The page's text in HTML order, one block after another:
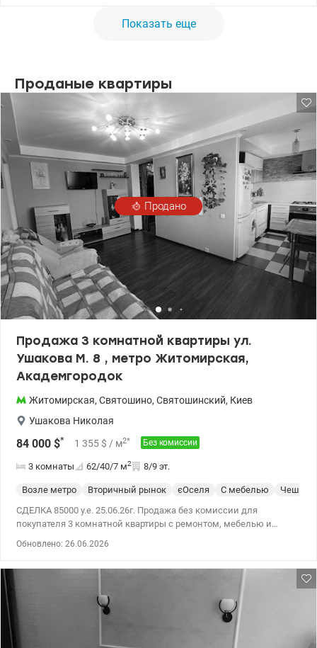
кухня-вітальна, спальня отдельно, с/в совмещенный, балкон.
магазин, рынок Владимирский, банки, ресторации. Видео по
запросу. Цена 126000у.е., 067-781-47-77, 095-124-58-84 Ольга
Показать еще
Проданые квартиры
Продано
Продажа 3 комнатной квартиры ул.
Ушакова М. 8 , метро Житомирская,
Академгородок
Житомирская, Святошино, Святошинский, Киев
Ушакова Николая
84 000 $* 1 355 $ / м2* Без комиссии
3 комнаты 62/40/7 м2 8/9 эт.
Возле метро Вторичный рынок єОселя С мебелью
Чешка
СДЕЛКА 85000 у.е. 25.06.26г. Продажа без комиссии для
покупателя 3 комнатной квартиры с ремонтом, мебелью и
Формат квартиры - две отдельных спальни по 15 и 10 кв.м и
кухня - гостиная 7 + 15 кв.м. С/в раздельный. По периметру
квартиры два застекленых и утепленных балкона. Квартира
полностью оснащена мебелью и техникой для комфортнго
проживания ( холодильник, варочная поверхность и духовка,
Обновлено: 26.06.2026